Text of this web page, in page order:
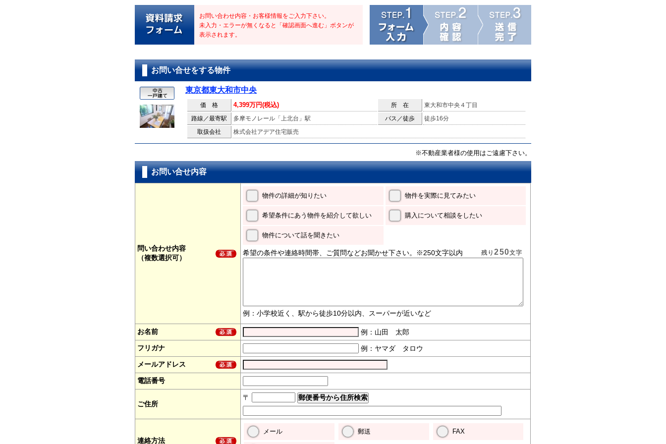
お問い合わせ内容・お客様情報をご入力下さい。
未入力・エラーが無くなると「確認画面へ進む」ボタンが
表示されます。
お問い合せをする物件
東京都東大和市中央
価 格 4,399万円(税込) 所 在
東大和市中央４丁目
路線／最寄駅
多摩モノレール「上北台」駅 バス／徒歩
徒歩16分
取扱会社
株式会社アデア住宅販売
※不動産業者様の使用はご遠慮下さい。
お問い合せ内容
問い合わせ内容
（複数選択可）
物件の詳細が知りたい 物件を実際に見てみたい
希望条件にあう物件を紹介して欲しい 購入について相談をしたい
物件について話を聞きたい
希望の条件や連絡時間帯、ご質問などお聞かせ下さい。※250文字以内
例：小学校近く、駅から徒歩10分以内、スーパーが近いなど
残り250文字
お名前
例：山田 太郎
フリガナ
例：ヤマダ タロウ
メールアドレス
電話番号
ご住所
〒
連絡方法
メール 郵送 FAX